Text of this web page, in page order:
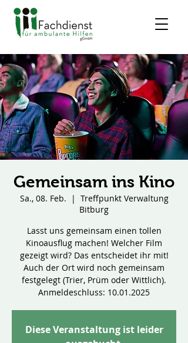
Gemeinsam ins Kino
Sa., 08. Feb.
  |
Treffpunkt Verwaltung
Bitburg
Lasst uns gemeinsam einen tollen
Kinoausflug machen! Welcher Film
gezeigt wird? Das entscheidet ihr mit!
Auch der Ort wird noch gemeinsam
festgelegt (Trier, Prüm oder Wittlich).
Anmeldeschluss: 10.01.2025
Diese Veranstaltung ist leider